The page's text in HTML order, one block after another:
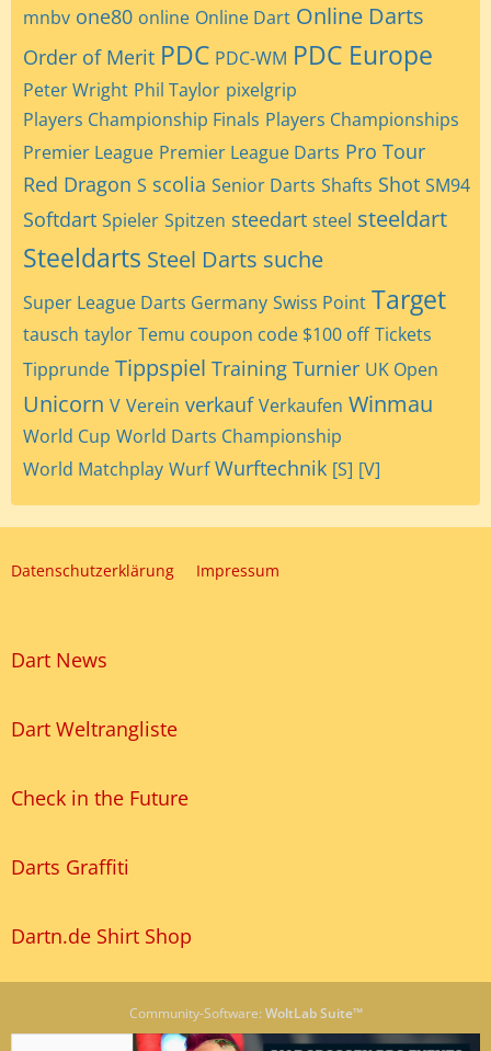
mnbv one80 online Online Dart Online Darts
Order of Merit PDC PDC-WM PDC Europe
Peter Wright Phil Taylor pixelgrip
Players Championship Finals Players Championships
Premier League Premier League Darts Pro Tour
Red Dragon S scolia Senior Darts Shafts Shot SM94
Softdart Spieler Spitzen steedart steel steeldart
Steeldarts Steel Darts suche
Super League Darts Germany Swiss Point Target
tausch taylor Temu coupon code $100 off Tickets
Tipprunde Tippspiel Training Turnier UK Open
Unicorn V Verein verkauf Verkaufen Winmau
World Cup World Darts Championship
World Matchplay Wurf Wurftechnik [S] [V]
Datenschutzerklärung Impressum
Dart News
Dart Weltrangliste
Check in the Future
Darts Graffiti
Dartn.de Shirt Shop
Community-Software: WoltLab Suite™